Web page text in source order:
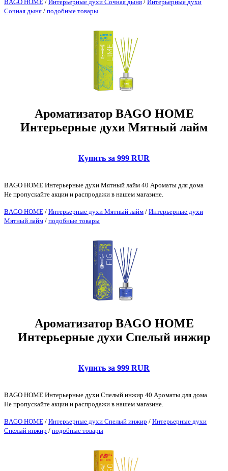
BAGO HOME / Интерьерные духи Сочная дыня / Интерьерные духи
Сочная дыня / подобные товары
Ароматизатор BAGO HOME
Интерьерные духи Мятный лайм
Купить за 999 RUR
BAGO HOME Интерьерные духи Мятный лайм 40 Ароматы для дома
Не пропускайте акции и распродажи в нашем магазине.
BAGO HOME / Интерьерные духи Мятный лайм / Интерьерные духи
Мятный лайм / подобные товары
Ароматизатор BAGO HOME
Интерьерные духи Спелый инжир
Купить за 999 RUR
BAGO HOME Интерьерные духи Спелый инжир 40 Ароматы для дома
Не пропускайте акции и распродажи в нашем магазине.
BAGO HOME / Интерьерные духи Спелый инжир / Интерьерные духи
Спелый инжир / подобные товары